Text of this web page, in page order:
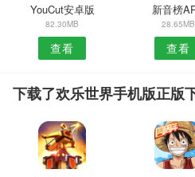
YouCut安卓版
82.30MB
查看
新音榜
28.65MB
查看
下载了欢乐世界手机版正版